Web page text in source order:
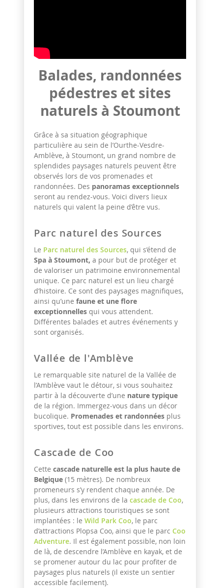
Balades, randonnées
pédestres et sites
naturels à Stoumont
Grâce à sa situation géographique
particulière au sein de l’Ourthe-Vesdre-
Amblève, à Stoumont, un grand nombre de
splendides paysages naturels peuvent être
observés lors de vos promenades et
randonnées. Des panoramas exceptionnels
seront au rendez-vous. Voici divers lieux
naturels qui valent la peine d’être vus.
Parc naturel des Sources
Le Parc naturel des Sources, qui s’étend de
Spa à Stoumont, a pour but de protéger et
de valoriser un patrimoine environnemental
unique. Ce parc naturel est un lieu chargé
d’histoire. Ce sont des paysages magnifiques,
ainsi qu’une faune et une flore
exceptionnelles qui vous attendent.
Différentes balades et autres événements y
sont organisés.
Vallée de l'Amblève
Le remarquable site naturel de la Vallée de
l’Amblève vaut le détour, si vous souhaitez
partir à la découverte d’une nature typique
de la région. Immergez-vous dans un décor
bucolique. Promenades et randonnées plus
sportives, tout est possible dans les environs.
Cascade de Coo
Cette cascade naturelle est la plus haute de
Belgique (15 mètres). De nombreux
promeneurs s’y rendent chaque année. De
plus, dans les environs de la cascade de Coo,
plusieurs attractions touristiques se sont
implantées : le Wild Park Coo, le parc
d’attractions Plopsa Coo, ainsi que le parc Coo
Adventure. Il est également possible, non loin
de là, de descendre l’Amblève en kayak, et de
se promener autour du lac pour profiter de
paysages plus naturels (il existe un sentier
accessible facilement).